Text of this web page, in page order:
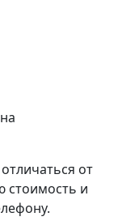
от
стоимость и